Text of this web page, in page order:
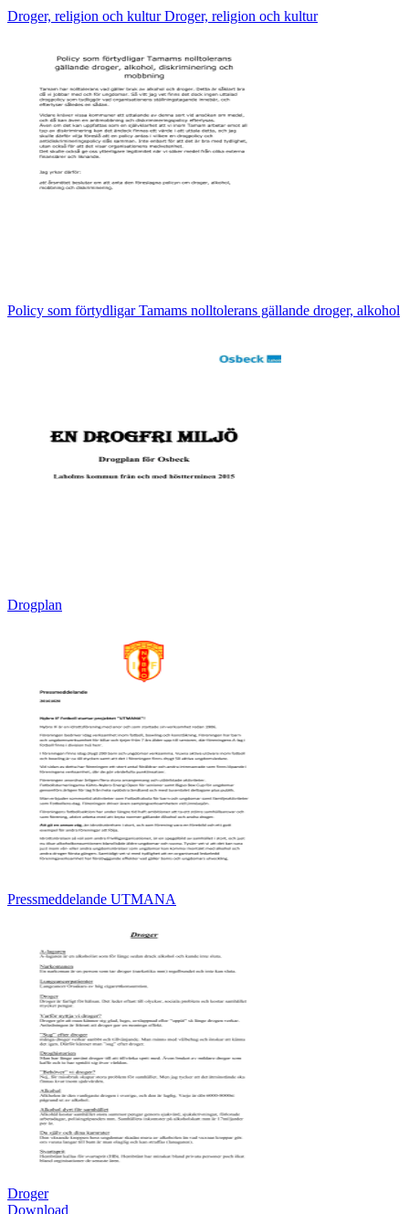
Droger, religion och kultur Droger, religion och kultur
Policy som förtydligar Tamams nolltolerans gällande droger, alkohol
Drogplan
Pressmeddelande UTMANA
Droger
Download